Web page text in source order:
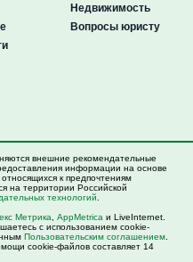
Недвижимость
Вопросы юристу
внешние рекомендательные
информации на основе
к предпочтениям
на территории Российской
технологий
Метрика AppMetrica и LiveInternet.
с использованием cookie-
Пользовательским соглашением
cookie-файлов составляет 14